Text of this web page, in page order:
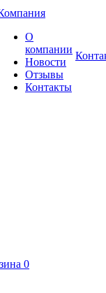
О
компании
Новости
Отзывы
Контакты
0